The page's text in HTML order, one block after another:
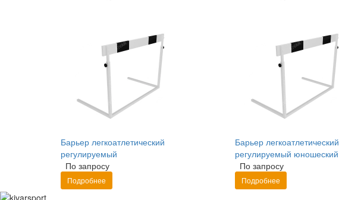
Барьер легкоатлетический
регулируемый
По запросу
Подробнее
Барьер легкоатлетический
регулируемый юношеский
По запросу
Подробнее